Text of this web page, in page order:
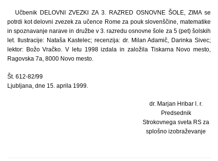
Učbenik DELOVNI ZVEZKI ZA 3. RAZRED OSNOVNE ŠOLE, ZIMA se
potrdi kot delovni zvezek za učence Rome za pouk slovenščine, matematike
in spoznavanje narave in družbe v 3. razredu osnovne šole za 5 (pet) šolskih
let. Ilustracije: Nataša Kastelec; recenzija: dr. Milan Adamič, Darinka Sivec;
lektor: Božo Vračko. V letu 1998 izdala in založila Tiskarna Novo mesto,
Ragovska 7a, 8000 Novo mesto.
Št. 612-82/99
Ljubljana, dne 15. aprila 1999.
dr. Marjan Hribar l. r.
Predsednik
Strokovnega sveta RS za
splošno izobraževanje